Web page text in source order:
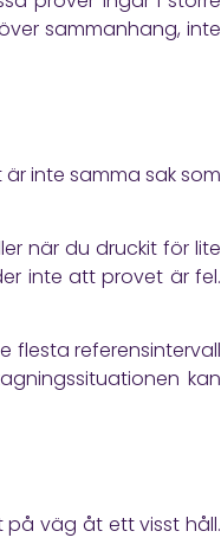
sammanhang, inte
inte samma sak som
när du druckit för lite
inte att provet är fel.
flesta referensintervall
kan
på väg åt ett visst håll.